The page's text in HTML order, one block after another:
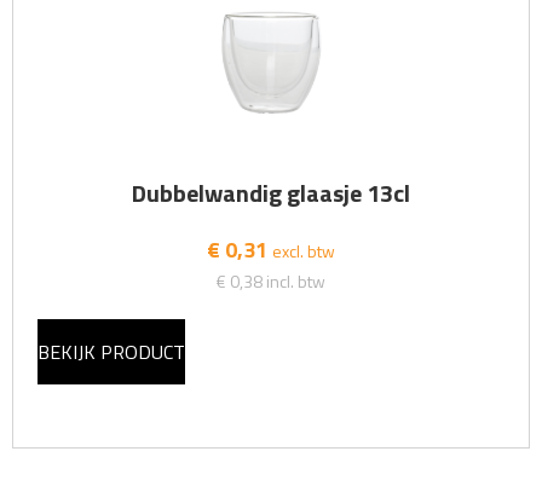
Dubbelwandig glaasje 13cl
€ 0,31 excl. btw
€ 0,38incl. btw
BEKIJK PRODUCT